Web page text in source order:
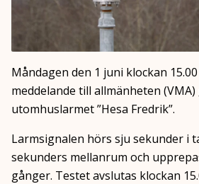
Måndagen den 1 juni klockan
meddelande till allmänheten
utomhuslarmet ”Hesa Fredrik”.
Larmsignalen hörs sju sekunder i
sekunders mellanrum och
gånger. Testet avslutas klockan